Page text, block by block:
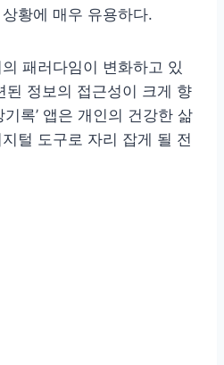
황에 매우 유용하다.
패러다임이 변화하고 있
된 정보의 접근성이 크게 향
록’ 앱은 개인의 건강한 삶
털 도구로 자리 잡게 될 전